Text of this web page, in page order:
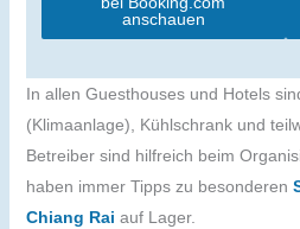
anschauen
In allen Guesthouses und Hotels
(Klimaanlage), Kühlschrank und
Betreiber sind hilfreich beim
haben immer Tipps zu besonderen
Chiang Rai auf Lager.